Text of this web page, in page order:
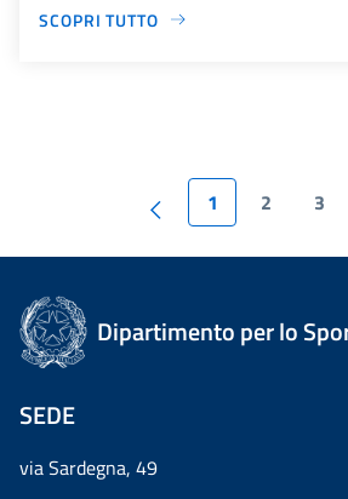
SCOPRI TUTTO
1 2 3
Dipartimento per lo
SEDE
via Sardegna, 49